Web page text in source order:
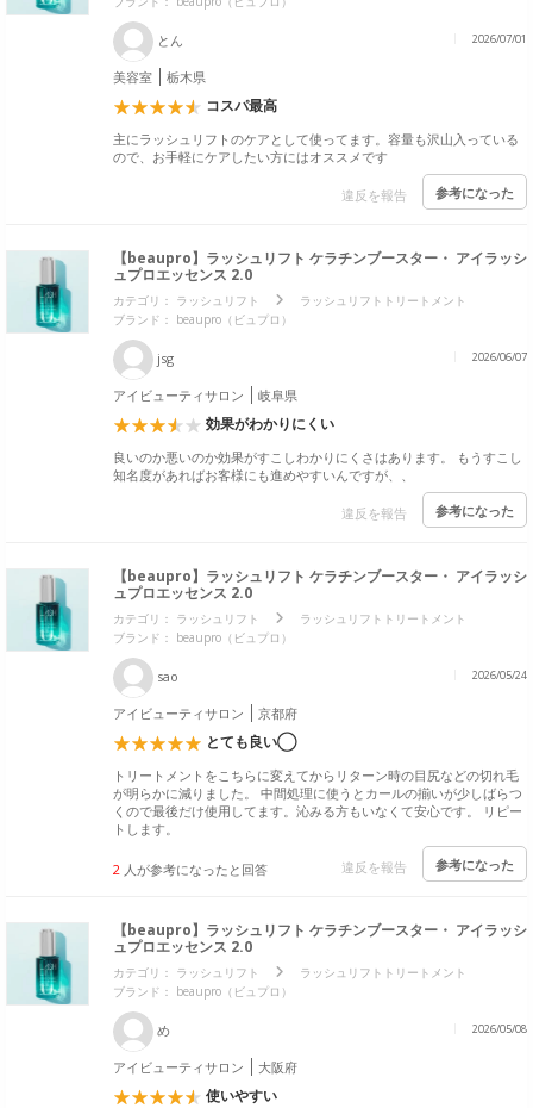
とん 2026/07/01
美容室 栃木県
コスパ最高
主にラッシュリフトのケアとして使ってます。容量も沢山入っている
ので、お手軽にケアしたい方にはオススメです
違反を報告 参考になった
【beaupro】ラッシュリフト ケラチンブースター・ アイラッシ
ュプロエッセンス 2.0
カテゴリ： ラッシュリフト
ラッシュリフトトリートメント
ブランド： beaupro（ビュプロ）
jsg 2026/06/07
アイビューティサロン 岐阜県
効果がわかりにくい
良いのか悪いのか効果がすこしわかりにくさはあります。 もうすこし
知名度があればお客様にも進めやすいんですが、、
違反を報告 参考になった
【beaupro】ラッシュリフト ケラチンブースター・ アイラッシ
ュプロエッセンス 2.0
カテゴリ： ラッシュリフト
ラッシュリフトトリートメント
ブランド： beaupro（ビュプロ）
sao 2026/05/24
アイビューティサロン 京都府
とても良い◯
トリートメントをこちらに変えてからリターン時の目尻などの切れ毛
が明らかに減りました。 中間処理に使うとカールの揃いが少しばらつ
くので最後だけ使用してます。沁みる方もいなくて安心です。 リピー
トします。
2 人が参考になったと回答 違反を報告 参考になった
【beaupro】ラッシュリフト ケラチンブースター・ アイラッシ
ュプロエッセンス 2.0
カテゴリ： ラッシュリフト
ラッシュリフトトリートメント
ブランド： beaupro（ビュプロ）
め 2026/05/08
アイビューティサロン 大阪府
使いやすい